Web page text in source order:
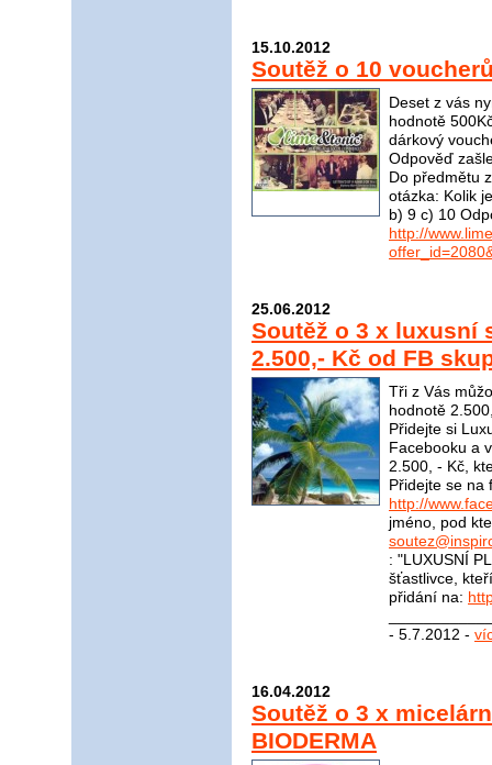
15.10.2012
Soutěž o 10
Deset z vás
hodnotě
dárkový
Odpověď
Do předmětu
otázka: Kolik
b) 9 c) 10
http://
25.06.2012
Soutěž o 3 x luxusní
2.500,- Kč od FB
Tři z Vás
hodnotě
Přidejte si
Facebooku a
2.500, - Kč,
Přidejte se na
http://
jméno, pod
: "LUXUSNÍ
šťastlivce,
přidání na:
- 5.7.2012 -
16.04.2012
Soutěž o 3 x
BIODERMA